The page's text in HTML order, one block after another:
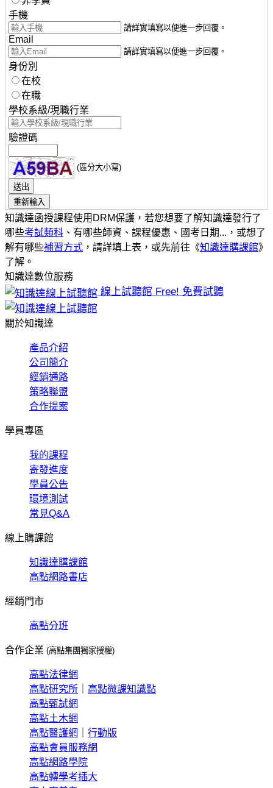
手機
請詳實填寫以便進一步回覆。
Email
請詳實填寫以便進一步回覆。
身份別
在校
在職
學校系級/現職行業
驗證碼
(區分大小寫)
知識達函授課程使用DRM保護，若您想要了解知識達發行了
哪些考試類科 、有哪些師資、課程優惠、國考日期...，或想了
解有哪些補習方式 ，請詳填上表，或先前往《知識達購課館》
了解。
知識達數位服務
線上試聽館 Free! 免費試聽
關於知識達
產品介紹
公司簡介
經銷通路
策略聯盟
合作提案
學員專區
我的課程
寄發進度
學員公告
環境測試
常見Q&A
線上購課館
知識達購課館
高點網路書店
經銷門市
高點分班
合作企業 (高點集團獨家授權)
高點法律網
高點研究所
高點微課知識點
高點甄試網
高點土木網
高點醫護網
行動版
高點會員服務網
高點網路學院
高點轉學考插大